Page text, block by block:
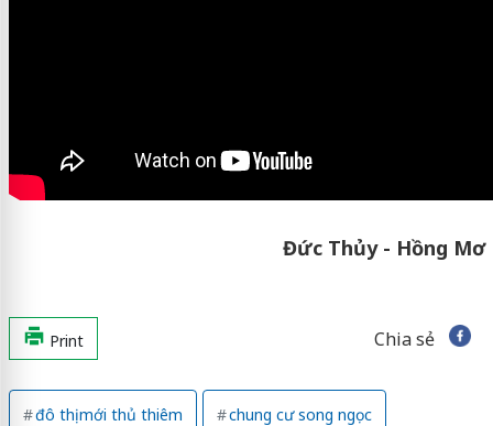
Đức Thủy - Hồng Mơ
Print Chia sẻ
đô thị mới thủ thiêm chung cư song ngọc